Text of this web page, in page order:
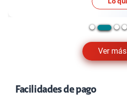
Ver más
Facilidades de pago